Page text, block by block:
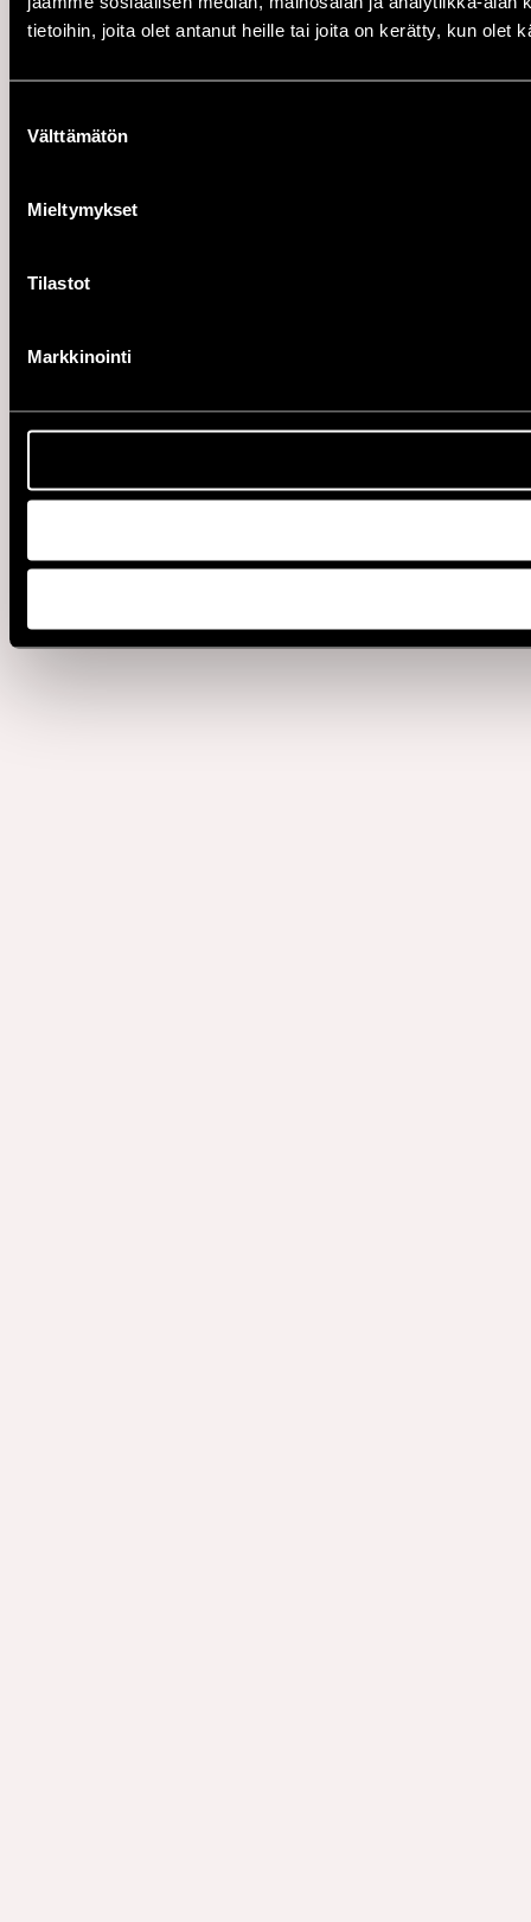
tietoihin, joita olet antanut heille tai joita on kerätty, kun olet
valinta
Välttämätön
Mieltymykset
Tilastot
Markkinointi